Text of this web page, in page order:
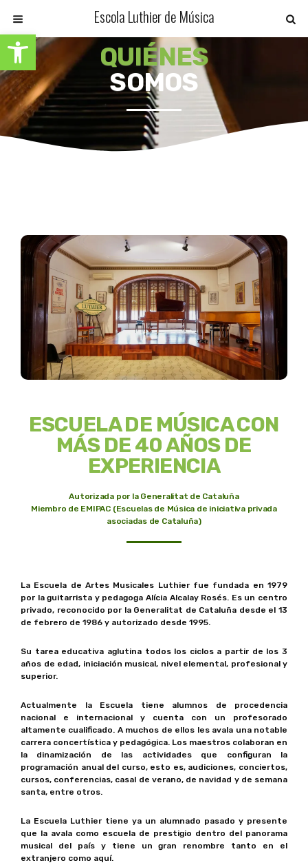
Abrir barra de herramientas
Escola Luthier de Música
QUIÉNES
SOMOS
ESCUELA DE MÚSICA CON
MÁS DE 40 AÑOS DE
EXPERIENCIA
Autorizada por la Generalitat de Cataluña
Miembro de EMIPAC (Escuelas de Música de iniciativa privada
asociadas de Cataluña)
La Escuela de Artes Musicales Luthier fue fundada en 1979
por la guitarrista y pedagoga Alícia Alcalay Rosés. Es un centro
privado, reconocido por la Generalitat de Cataluña desde el 13
de febrero de 1986 y autorizado desde 1995.
Su tarea educativa aglutina todos los ciclos a partir de los 3
años de edad, iniciación musical, nivel elemental, profesional y
superior.
Actualmente la Escuela tiene alumnos de procedencia
nacional e internacional y cuenta con un profesorado
altamente cualificado. A muchos de ellos les avala una notable
carrera concertística y pedagógica. Los maestros colaboran en
la dinamización de las actividades que configuran la
programación anual del curso, esto es, audiciones, conciertos,
cursos, conferencias, casal de verano, de navidad y de semana
santa, entre otros.
La Escuela Luthier tiene ya un alumnado pasado y presente
que la avala como escuela de prestigio dentro del panorama
musical del país y tiene un gran renombre tanto en el
extranjero como aquí.